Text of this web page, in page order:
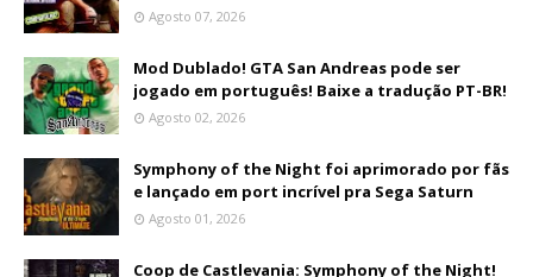
Agosto 07, 2026
Mod Dublado! GTA San Andreas pode ser
jogado em português! Baixe a tradução PT-BR!
Agosto 02, 2026
Symphony of the Night foi aprimorado por fãs
e lançado em port incrível pra Sega Saturn
Agosto 01, 2026
Coop de Castlevania: Symphony of the Night!